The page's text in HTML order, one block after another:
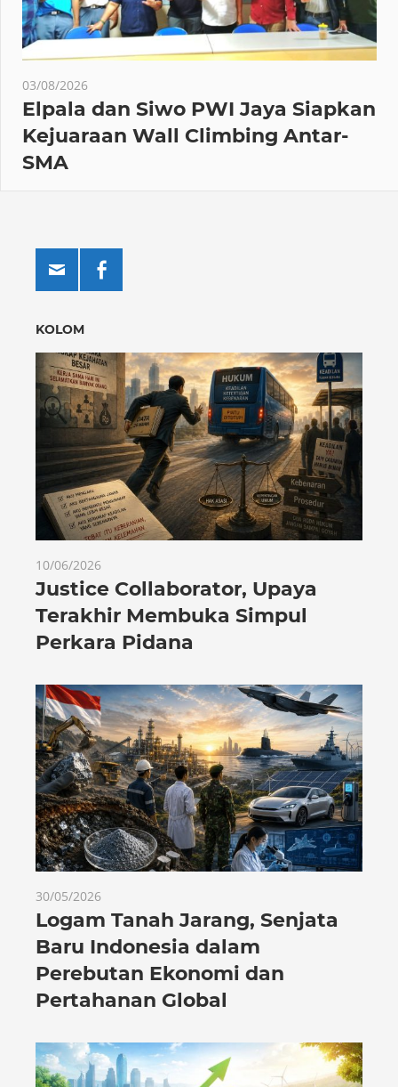
03/08/2026
Elpala dan Siwo PWI Jaya Siapkan
Kejuaraan Wall Climbing Antar-
SMA
KOLOM
10/06/2026
Justice Collaborator, Upaya
Terakhir Membuka Simpul
Perkara Pidana
30/05/2026
Logam Tanah Jarang, Senjata
Baru Indonesia dalam
Perebutan Ekonomi dan
Pertahanan Global